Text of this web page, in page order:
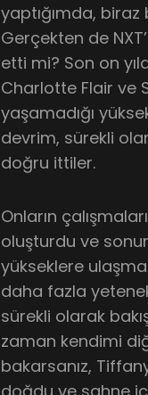
yaptığımda, biraz
Gerçekten de
etti mi? Son on
Charlotte Flair ve
yaşamadığı
devrim, sürekli
doğru ittiler.
Onların
oluşturdu ve
yükseklere
daha fazla
sürekli olarak
zaman kendimi
bakarsanız,